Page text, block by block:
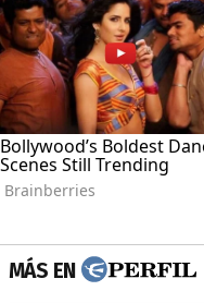
MÁS EN